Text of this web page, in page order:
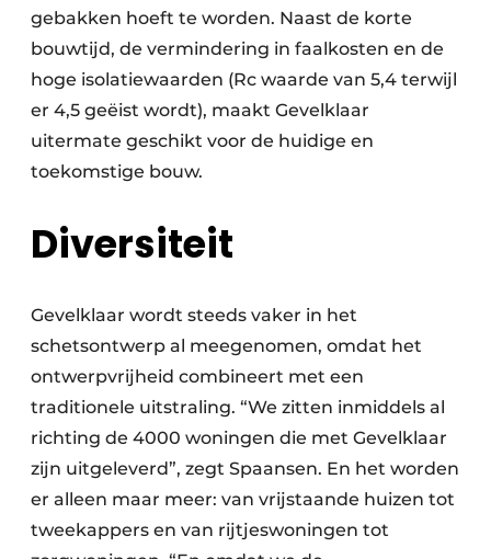
gebakken hoeft te worden. Naast de korte
bouwtijd, de vermindering in faalkosten en de
hoge isolatiewaarden (Rc waarde van 5,4 terwijl
er 4,5 geëist wordt), maakt Gevelklaar
uitermate geschikt voor de huidige en
toekomstige bouw.
Diversiteit
Gevelklaar wordt steeds vaker in het
schetsontwerp al meegenomen, omdat het
ontwerpvrijheid combineert met een
traditionele uitstraling. “We zitten inmiddels al
richting de 4000 woningen die met Gevelklaar
zijn uitgeleverd”, zegt Spaansen. En het worden
er alleen maar meer: van vrijstaande huizen tot
tweekappers en van rijtjeswoningen tot